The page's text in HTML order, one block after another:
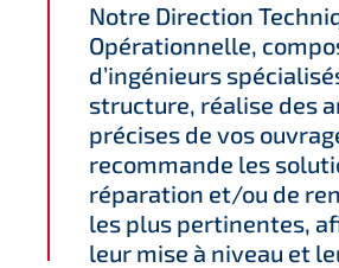
Notre Direction
Opérationnelle,
d’ingénieurs
structure, réalise des
précises de vos
recommande les
réparation et/ou de
les plus pertinentes,
leur mise à niveau et